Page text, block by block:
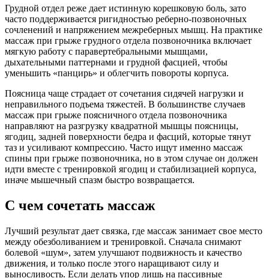
Грудной отдел реже дает истинную корешковую боль, зато
часто поддерживается ригидностью реберно-позвоночных
сочленений и напряжением межреберных мышц. На практике
массаж при грыже грудного отдела позвоночника включает
мягкую работу с паравертебральными мышцами,
дыхательными паттернами и грудной фасцией, чтобы
уменьшить «панцирь» и облегчить повороты корпуса.
Поясница чаще страдает от сочетания сидячей нагрузки и
неправильного подъема тяжестей. В большинстве случаев
массаж при грыже поясничного отдела позвоночника
направляют на разгрузку квадратной мышцы поясницы,
ягодиц, задней поверхности бедра и фасций, которые тянут
таз и усиливают компрессию. Часто ищут именно массаж
спины при грыже позвоночника, но в этом случае он должен
идти вместе с тренировкой ягодиц и стабилизацией корпуса,
иначе мышечный спазм быстро возвращается.
С чем сочетать массаж
Лучший результат дает связка, где массаж занимает свое место
между обезболиванием и тренировкой. Сначала снимают
болевой «шум», затем улучшают подвижность и качество
движения, и только после этого наращивают силу и
выносливость. Если делать упор лишь на пассивные